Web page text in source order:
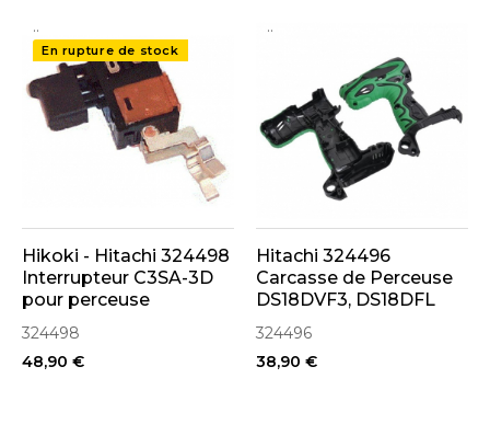
..
En rupture de stock
Hikoki - Hitachi 324498
Interrupteur C3SA-3D
pour perceuse
DS18DFL, DS14DFL
324498
48,90 €
..
Hitachi 324496
Carcasse de Perceuse
DS18DVF3, DS18DFL
324496
38,90 €